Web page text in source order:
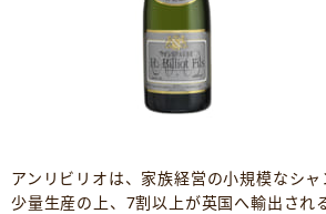
アンリビリオは、家族経営の小規模なシャ
少量生産の上、7割以上が英国へ輸出され